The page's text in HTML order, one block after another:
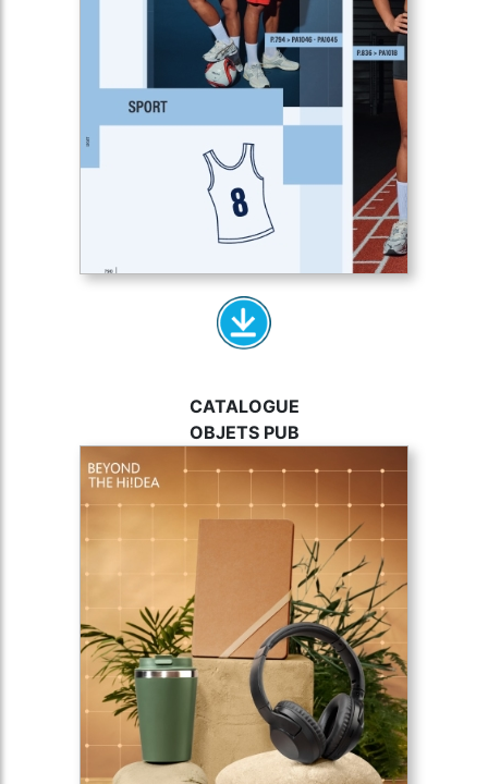
CATALOGUE
OBJETS PUB